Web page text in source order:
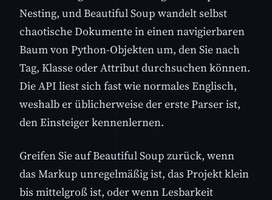
Nesting, und Beautiful Soup wandelt selbst
chaotische Dokumente in einen navigierbaren
Baum von Python-Objekten um, den Sie nach
Tag, Klasse oder Attribut durchsuchen können.
Die API liest sich fast wie normales Englisch,
weshalb er üblicherweise der erste Parser ist,
den Einsteiger kennenlernen.
Greifen Sie auf Beautiful Soup zurück, wenn
das Markup unregelmäßig ist, das Projekt klein
bis mittelgroß ist, oder wenn Lesbarkeit